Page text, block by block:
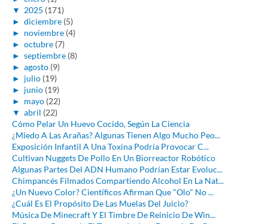
▼ 2025 (171)
► diciembre (5)
► noviembre (4)
► octubre (7)
► septiembre (8)
► agosto (9)
► julio (19)
► junio (19)
► mayo (22)
▼ abril (22)
Cómo Pelar Un Huevo Cocido, Según La Ciencia
¿Miedo A Las Arañas? Algunas Tienen Algo Mucho Peo...
Exposición Infantil A Una Toxina Podría Provocar C...
Cultivan Nuggets De Pollo En Un Biorreactor Robótico
Algunas Partes Del ADN Humano Podrían Estar Evoluc...
Chimpancés Filmados Compartiendo Alcohol En La Nat...
¿Un Nuevo Color? Científicos Afirman Que "Olo" No ...
¿Cuál Es El Propósito De Las Muelas Del Juicio?
Música De Minecraft Y El Timbre De Reinicio De Win...